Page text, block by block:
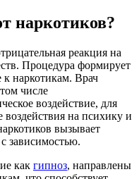
наркотиков?
реакция на
Процедура формирует
к наркотикам. Врач
числе
воздействие, для
воздействия на психику и
вызывает
зависимостью.
как гипноз, направлены